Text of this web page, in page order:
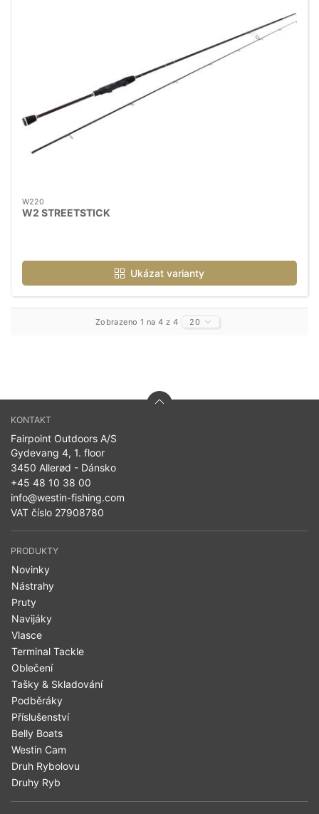
W220
W2 STREETSTICK
Ukázat varianty
Zobrazeno 1 na 4 z 4 20
KONTAKT
Fairpoint Outdoors A/S
Gydevang 4, 1. floor
3450 Allerød - Dánsko
+45 48 10 38 00
info@westin-fishing.com
VAT číslo 27908780
PRODUKTY
Novinky
Nástrahy
Pruty
Navijáky
Vlasce
Terminal Tackle
Oblečení
Tašky & Skladování
Podběráky
Příslušenství
Belly Boats
Westin Cam
Druh Rybolovu
Druhy Ryb